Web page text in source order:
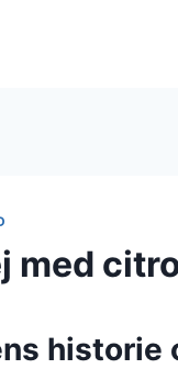
med
historie